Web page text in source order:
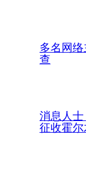
多名网
查
消息人
征收霍